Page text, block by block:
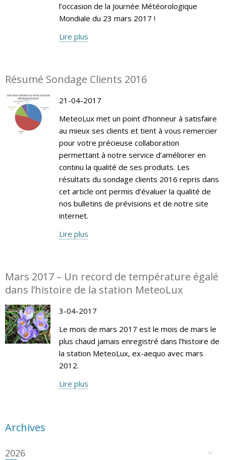
l’occasion de la Journée Météorologique
Mondiale du 23 mars 2017 !
Lire plus
Résumé Sondage Clients 2016
21-04-2017
MeteoLux met un point d’honneur à satisfaire
au mieux ses clients et tient à vous remercier
pour votre précieuse collaboration
permettant à notre service d’améliorer en
continu la qualité de ses produits. Les
résultats du sondage clients 2016 repris dans
cet article ont permis d’évaluer la qualité de
nos bulletins de prévisions et de notre site
internet.
Lire plus
Mars 2017 – Un record de température égalé
dans l’histoire de la station MeteoLux
3-04-2017
Le mois de mars 2017 est le mois de mars le
plus chaud jamais enregistré dans l’histoire de
la station MeteoLux, ex-aequo avec mars
2012.
Lire plus
Archives
2026